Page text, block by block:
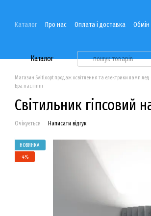
Каталог Про нас Оплата і доставка
Каталог
Магазин Svitloopt продаж освітлення та електрики ламп лед
Бра настінні
Світильник гіпсовий
Очікується Написати відгук
НОВИНКА
−4%